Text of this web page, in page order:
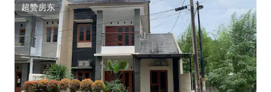
超赞房东
超赞房东